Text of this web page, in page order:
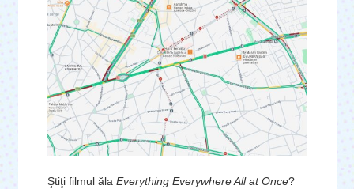
Ştiţi filmul ăla Everything Everywhere All at Once?